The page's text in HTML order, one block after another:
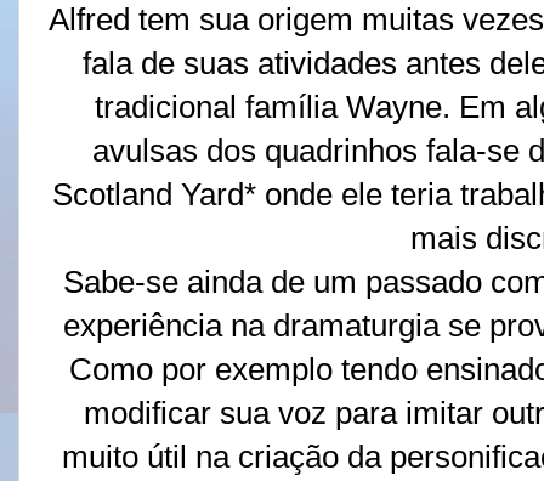
Alfred tem sua origem muitas
fala de suas atividades antes
tradicional família Wayne. Em
avulsas dos quadrinhos fala-se
Scotland Yard* onde ele teria
mais
Sabe-se ainda de um passado
experiência na dramaturgia se
Como por exemplo tendo
modificar sua voz para imitar
muito útil na criação da